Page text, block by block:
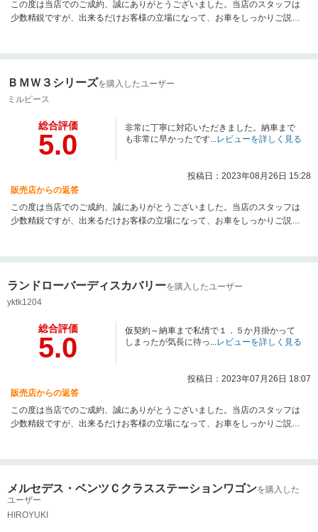
この度は当店でのご成約、誠にありがとうございました。当店のスタッフは
少数精鋭ですが、出来るだけお客様の立場になって、お車をしっかりご説明
も良質な中古車を、お求め安い価格で提供できるよう努力してまいりますの
ＢＭＷ３シリーズを購入したユーザー
ミルピース
総合評価
5.0
非常に丁寧に対応いただきました。納車まで
も非常に早かったです...レビューを詳しく見る
投稿日：2023年08月26日 15:28
販売店からの返答
この度は当店でのご成約、誠にありがとうございました。当店のスタッフは
少数精鋭ですが、出来るだけお客様の立場になって、お車をしっかりご説明
も良質な中古車を、お求め安い価格で提供できるよう努力してまいりますの
ランドローバーディスカバリーを購入したユーザー
yktk1204
総合評価
5.0
仮契約～納車まで私情で１．５か月掛かって
しまったが気長に待っ...レビューを詳しく見る
投稿日：2023年07月26日 18:07
販売店からの返答
この度は当店でのご成約、誠にありがとうございました。当店のスタッフは
少数精鋭ですが、出来るだけお客様の立場になって、お車をしっかりご説明
も良質な中古車を、お求め安い価格で提供できるよう努力してまいりますの
メルセデス・ベンツＣクラスステーションワゴンを購入した
ユーザー
HIROYUKI